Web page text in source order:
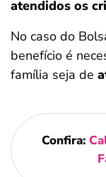
atendidos os
No caso do
benefício é
família seja de
Confira: